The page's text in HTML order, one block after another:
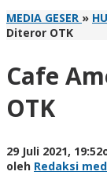
MEDIA GESER »
Diteror OTK
Cafe
OTK
29 Juli 2021, 19:52
oleh Redaksi